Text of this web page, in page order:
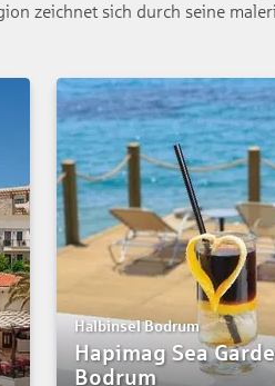
zeichnet sich durch seine
Halbinsel Bodrum
Hapimag Sea
Bodrum